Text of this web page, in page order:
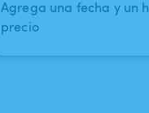
Agrega una fecha y un
precio